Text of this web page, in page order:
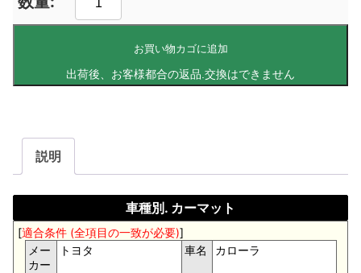
お買い物カゴに追加
説明
車種別. カーマット
[適合条件 (全項目の一致が必要)]
メー
カー
トヨタ 車名 カローラ